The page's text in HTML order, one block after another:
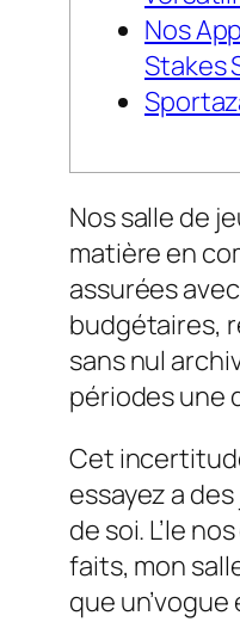
Nos
Stakes
Nos salle de
matière en
assurées
budgétaires,
sans nul
périodes une
Cet
essayez a
de soi. L’le
faits, mon
que